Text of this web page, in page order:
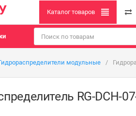
Каталог товаров
модульные
RG-DCH-